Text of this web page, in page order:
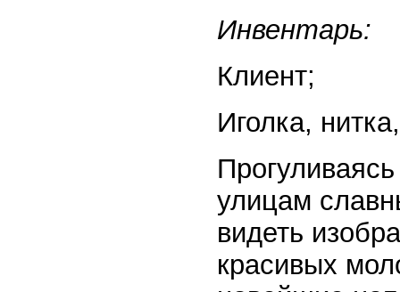
Инвентарь:
Клиент;
Иголка,
улицам
видеть
красивых